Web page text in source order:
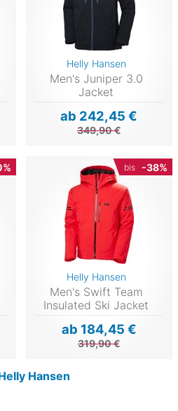
Helly Hansen
Men's Juniper 3.0
Jacket
ab 242,45 €
349,90 €
bis -38%
Helly Hansen
Men's Swift Team
Insulated Ski Jacket
ab 184,45 €
319,90 €
Hansen